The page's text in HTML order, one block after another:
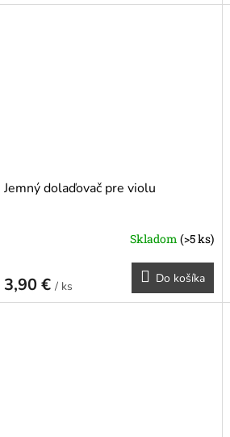
Jemný dolaďovač pre violu
Skladom (>5 ks)
3,90 € / ks
Do košíka